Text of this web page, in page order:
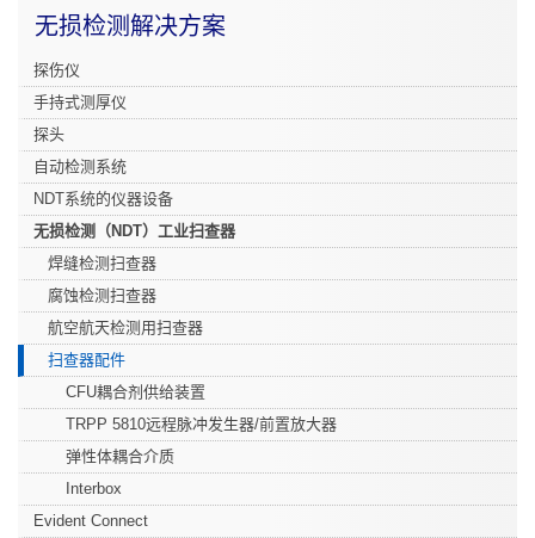
无损检测解决方案
探伤仪
手持式测厚仪
探头
自动检测系统
NDT系统的仪器设备
无损检测（NDT）工业扫查器
焊缝检测扫查器
腐蚀检测扫查器
航空航天检测用扫查器
扫查器配件
CFU耦合剂供给装置
TRPP 5810远程脉冲发生器/前置放大器
弹性体耦合介质
Interbox
Evident Connect